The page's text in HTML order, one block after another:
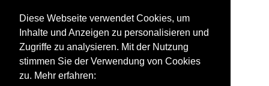
Diese Webseite verwendet Cookies, um
Inhalte und Anzeigen zu personalisieren und
Zugriffe zu analysieren. Mit der Nutzung
stimmen Sie der Verwendung von Cookies
zu. Mehr erfahren: